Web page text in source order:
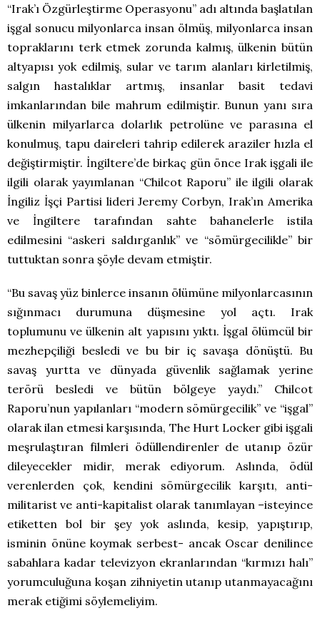
“Irak’ı Özgürleştirme Operasyonu” adı altında başlatılan
işgal sonucu milyonlarca insan ölmüş, milyonlarca insan
topraklarını terk etmek zorunda kalmış, ülkenin bütün
altyapısı yok edilmiş, sular ve tarım alanları kirletilmiş,
salgın hastalıklar artmış, insanlar basit tedavi
imkanlarından bile mahrum edilmiştir. Bunun yanı sıra
ülkenin milyarlarca dolarlık petrolüne ve parasına el
konulmuş, tapu daireleri tahrip edilerek araziler hızla el
değiştirmiştir. İngiltere’de birkaç gün önce Irak işgali ile
ilgili olarak yayımlanan “Chilcot Raporu” ile ilgili olarak
İngiliz İşçi Partisi lideri Jeremy Corbyn, Irak’ın Amerika
ve İngiltere tarafından sahte bahanelerle istila
edilmesini “askeri saldırganlık” ve “sömürgecilikle” bir
tuttuktan sonra şöyle devam etmiştir.
“Bu savaş yüz binlerce insanın ölümüne milyonlarcasının
sığınmacı durumuna düşmesine yol açtı. Irak
toplumunu ve ülkenin alt yapısını yıktı. İşgal ölümcül bir
mezhepçiliği besledi ve bu bir iç savaşa dönüştü. Bu
savaş yurtta ve dünyada güvenlik sağlamak yerine
terörü besledi ve bütün bölgeye yaydı.” Chilcot
Raporu’nun yapılanları “modern sömürgecilik” ve “işgal”
olarak ilan etmesi karşısında, The Hurt Locker gibi işgali
meşrulaştıran filmleri ödüllendirenler de utanıp özür
dileyecekler midir, merak ediyorum. Aslında, ödül
verenlerden çok, kendini sömürgecilik karşıtı, anti-
militarist ve anti-kapitalist olarak tanımlayan –isteyince
etiketten bol bir şey yok aslında, kesip, yapıştırıp,
isminin önüne koymak serbest- ancak Oscar denilince
sabahlara kadar televizyon ekranlarından “kırmızı halı”
yorumculuğuna koşan zihniyetin utanıp utanmayacağını
merak etiğimi söylemeliyim.